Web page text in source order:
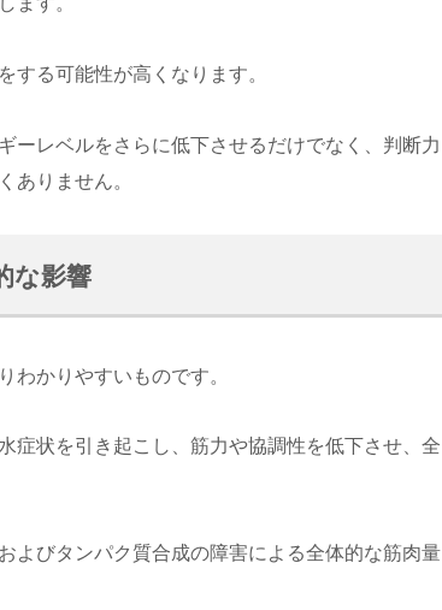
する可能性が高くなります。
ーレベルをさらに低下させるだけでなく、判断力
ありません。
な影響
わかりやすいものです。
症状を引き起こし、筋力や協調性を低下させ、全
よびタンパク質合成の障害による全体的な筋肉量